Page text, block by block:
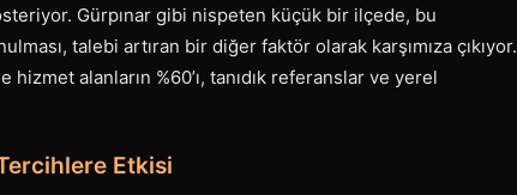
Gürpınar gibi nispeten küçük bir ilçede, bu
talebi artıran bir diğer faktör olarak karşımıza çıkıyor.
alanların %60’ı, tanıdık referanslar ve yerel
Etkisi